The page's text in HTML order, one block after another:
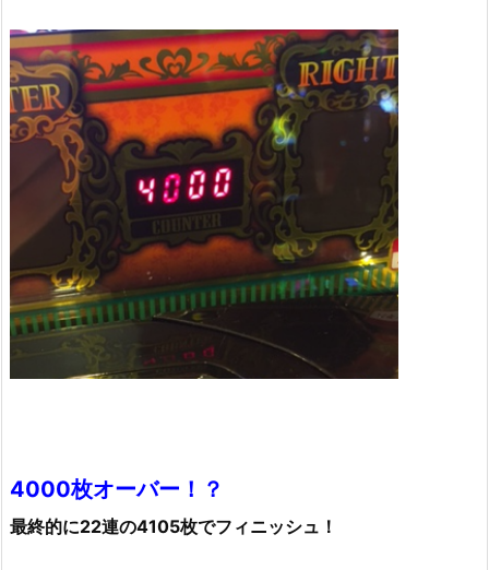
4000枚オーバー！？
最終的に22連の4105枚でフィニッシュ！